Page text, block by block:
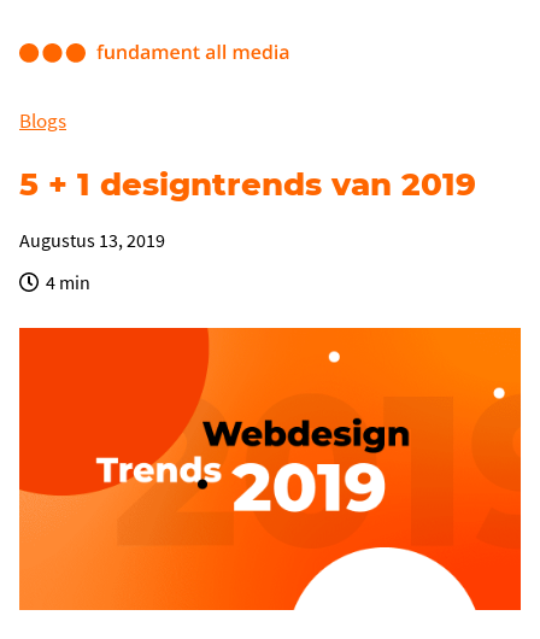
Blogs
5 + 1 designtrends van 2019
Augustus 13, 2019
4 min